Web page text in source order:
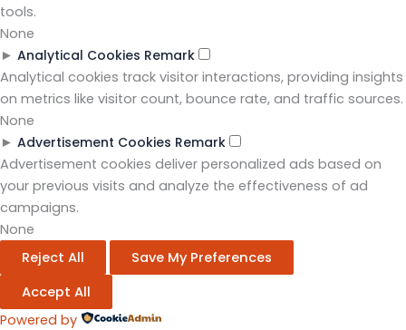
tools.
None
► Analytical Cookies Remark
Analytical cookies track visitor interactions, providing insights
on metrics like visitor count, bounce rate, and traffic sources.
None
► Advertisement Cookies Remark
Advertisement cookies deliver personalized ads based on
your previous visits and analyze the effectiveness of ad
campaigns.
None
Reject All
Save My Preferences
Accept All
Powered by